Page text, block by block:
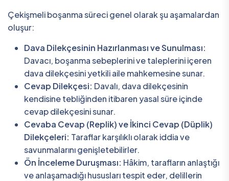
Çekişmeli boşanma süreci genel olarak şu aşamalardan
oluşur:
Dava Dilekçesinin Hazırlanması ve Sunulması:
Davacı, boşanma sebeplerini ve taleplerini içeren
dava dilekçesini yetkili aile mahkemesine sunar.
Cevap Dilekçesi: Davalı, dava dilekçesinin
kendisine tebliğinden itibaren yasal süre içinde
cevap dilekçesini sunar.
Cevaba Cevap (Replik) ve İkinci Cevap (Düplik)
Dilekçeleri: Taraflar karşılıklı olarak iddia ve
savunmalarını genişletebilirler.
Ön İnceleme Duruşması: Hâkim, tarafların anlaştığı
ve anlaşamadığı hususları tespit eder, delillerin